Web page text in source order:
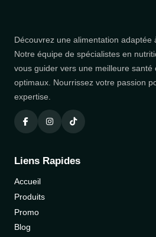
Découvrez une alimentation adaptée
Notre équipe de spécialistes en
vous guider vers une meilleure santé
optimaux. Nourrissez votre passion
expertise.
Liens Rapides
Accueil
Produits
Promo
Blog